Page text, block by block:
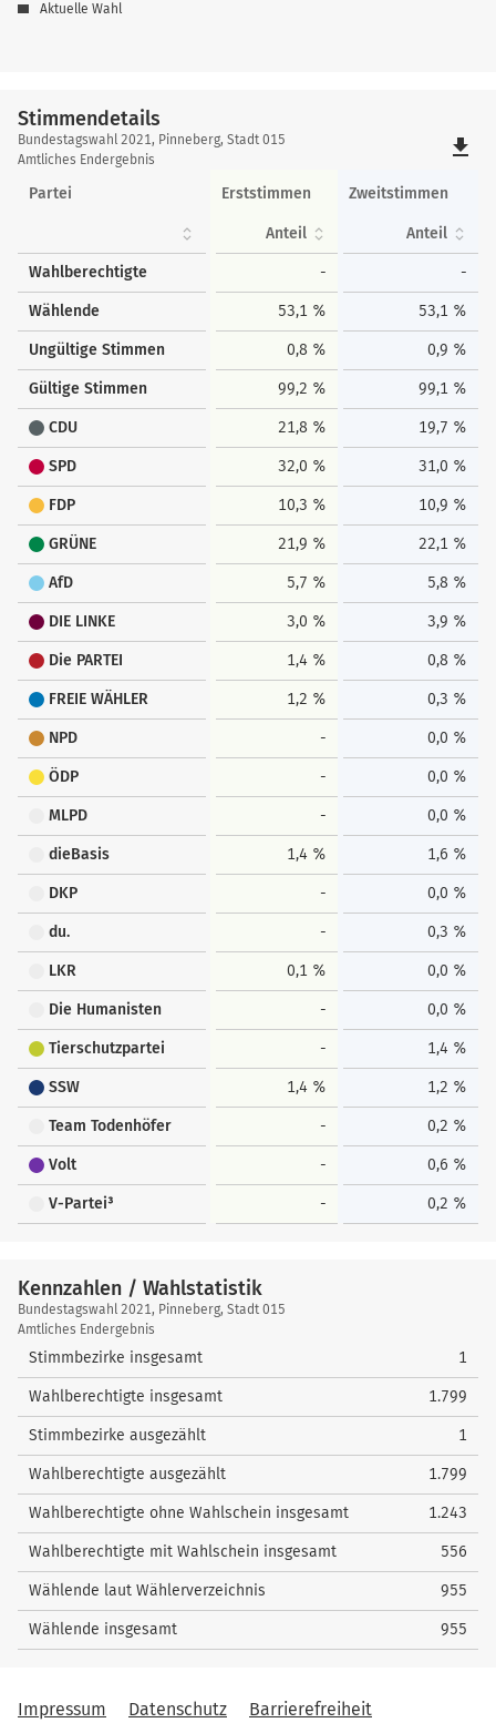
Aktuelle Wahl
Stimmendetails
Stimmendetails
Bundestagswahl 2021, Pinneberg, Stadt 015
Amtliches Endergebnis
file_download
Partei Erststimmen Zweitstimmen
Anteil Anteil
Wahlberechtigte - -
Wählende 53,1 % 53,1 %
Ungültige Stimmen 0,8 % 0,9 %
Gültige Stimmen 99,2 % 99,1 %
CDU 21,8 % 19,7 %
SPD 32,0 % 31,0 %
FDP 10,3 % 10,9 %
GRÜNE 21,9 % 22,1 %
AfD 5,7 % 5,8 %
DIE LINKE 3,0 % 3,9 %
Die PARTEI 1,4 % 0,8 %
FREIE WÄHLER 1,2 % 0,3 %
NPD - 0,0 %
ÖDP - 0,0 %
MLPD - 0,0 %
dieBasis 1,4 % 1,6 %
DKP - 0,0 %
du. - 0,3 %
LKR 0,1 % 0,0 %
Die Humanisten - 0,0 %
Tierschutzpartei - 1,4 %
SSW 1,4 % 1,2 %
Team Todenhöfer - 0,2 %
Volt - 0,6 %
V-Partei³ - 0,2 %
Kennzahlen / Wahlstatistik
Kennzahlen
/
Wahlstatistik
Bundestagswahl 2021, Pinneberg, Stadt 015
Amtliches Endergebnis
Stimmbezirke insgesamt 1
Wahlberechtigte insgesamt 1.799
Stimmbezirke ausgezählt 1
Wahlberechtigte ausgezählt 1.799
Wahlberechtigte ohne Wahlschein insgesamt 1.243
Wahlberechtigte mit Wahlschein insgesamt 556
Wählende laut Wählerverzeichnis 955
Wählende insgesamt 955
Impressum Datenschutz Barrierefreiheit